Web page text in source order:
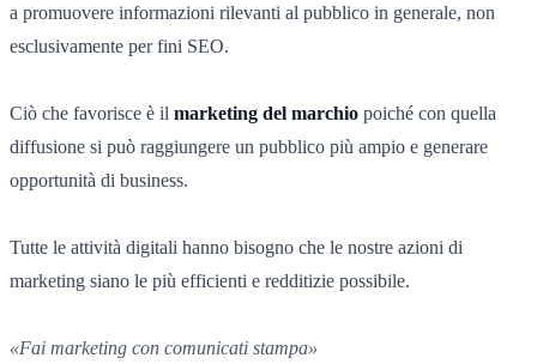
a promuovere informazioni rilevanti al pubblico in generale, non
esclusivamente per fini SEO.
Ciò che favorisce è il marketing del marchio poiché con quella
diffusione si può raggiungere un pubblico più ampio e generare
opportunità di business.
Tutte le attività digitali hanno bisogno che le nostre azioni di
marketing siano le più efficienti e redditizie possibile.
«Fai marketing con comunicati stampa»